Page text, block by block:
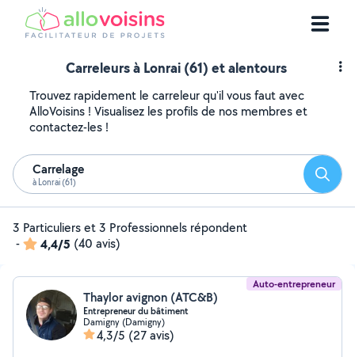
Carreleurs à Lonrai (61) et alentours
Trouvez rapidement le carreleur qu'il vous faut avec
AlloVoisins ! Visualisez les profils de nos membres et
contactez-les !
Carrelage
à Lonrai (61)
3 Particuliers et 3 Professionnels répondent
-
4,4/5 (40 avis)
Auto-entrepreneur
Thaylor avignon (ATC&B)
Entrepreneur du bâtiment
Damigny (Damigny)
4,3/5 (27 avis)